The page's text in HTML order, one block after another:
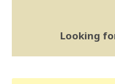
Looking